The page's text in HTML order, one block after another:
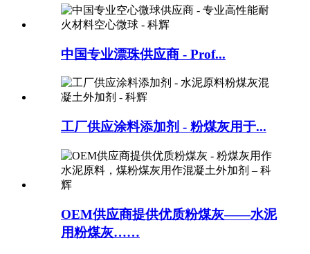
中国专业漂珠供应商 - Prof...
工厂供应涂料添加剂 - 粉煤灰用于...
OEM供应商提供优质粉煤灰——水泥
用粉煤灰……